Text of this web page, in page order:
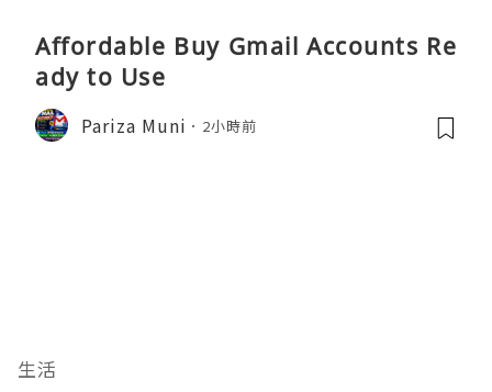
Affordable Buy Gmail Accounts Re
ady to Use
Pariza Muni 2小時前
生活